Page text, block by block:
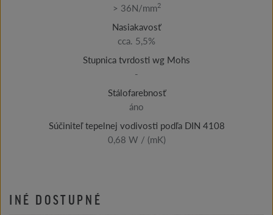
> 36N/mm2
Nasiakavosť
cca. 5,5%
Stupnica tvrdosti wg Mohs
-
Stálofarebnosť
áno
Súčiniteľ tepelnej vodivosti podľa DIN 4108
0,68 W / (mK)
INÉ DOSTUPNÉ